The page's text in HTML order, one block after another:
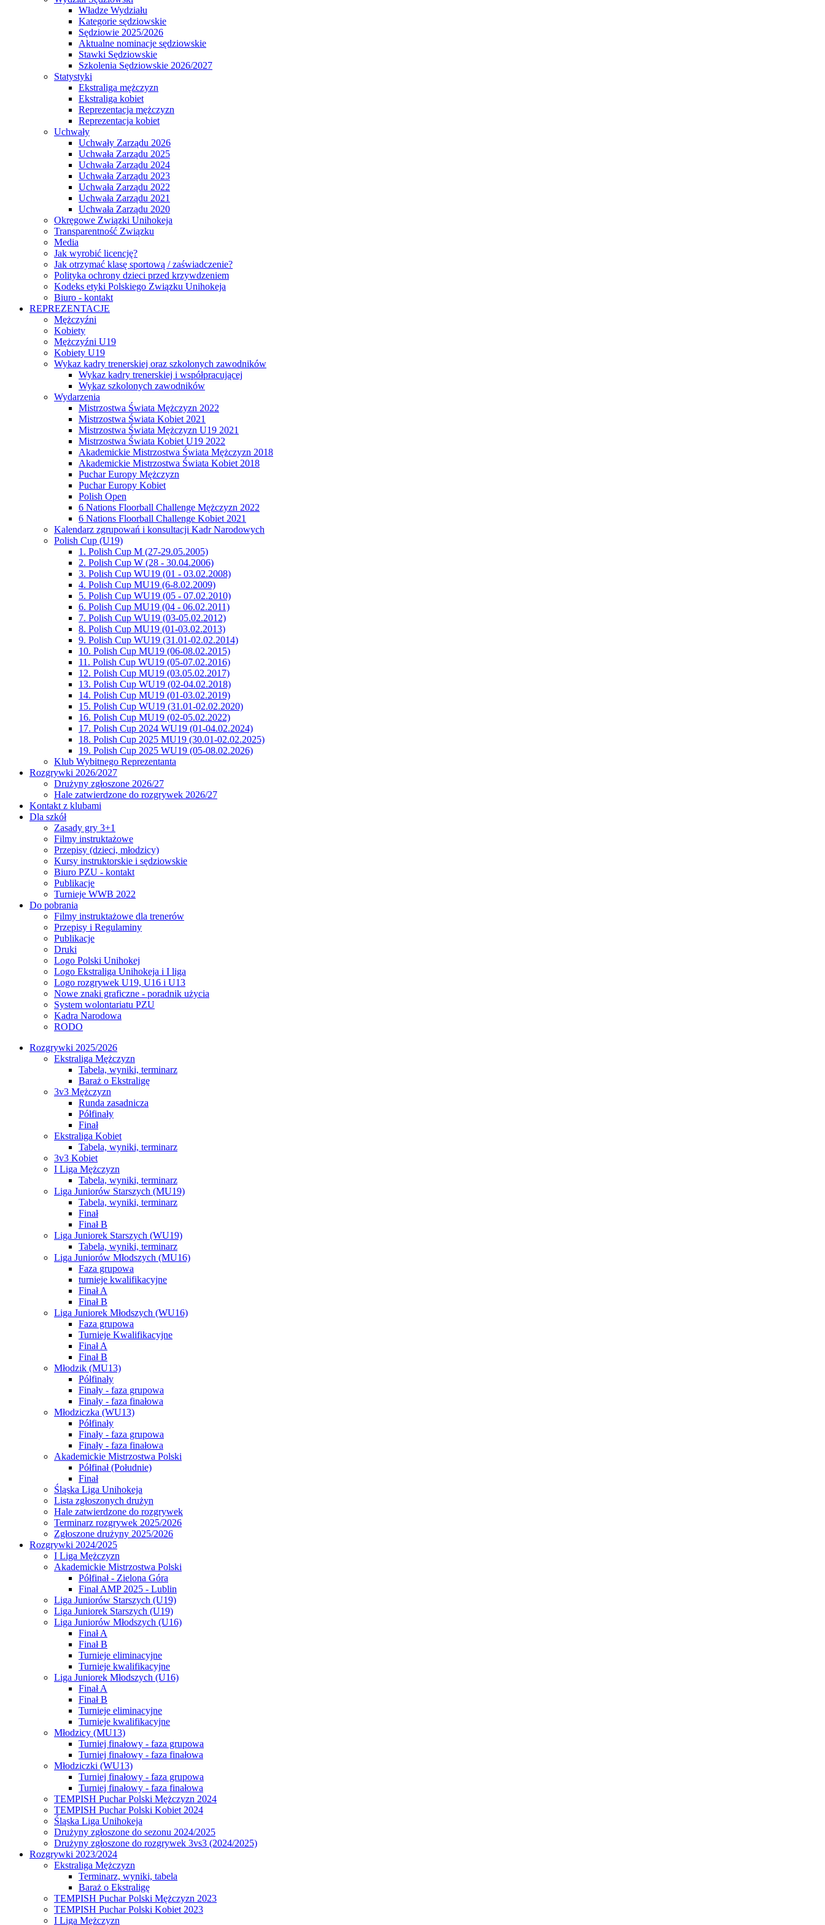
Władze Wydziału
Kategorie sędziowskie
Sędziowie 2025/2026
Aktualne nominacje sędziowskie
Stawki Sędziowskie
Szkolenia Sędziowskie 2026/2027
Statystyki
Ekstraliga mężczyzn
Ekstraliga kobiet
Reprezentacja mężczyzn
Reprezentacja kobiet
Uchwały
Uchwały Zarządu 2026
Uchwała Zarządu 2025
Uchwała Zarządu 2024
Uchwała Zarządu 2023
Uchwała Zarządu 2022
Uchwała Zarządu 2021
Uchwała Zarządu 2020
Okręgowe Związki Unihokeja
Transparentność Związku
Media
Jak wyrobić licencję?
Jak otrzymać klasę sportową / zaświadczenie?
Polityka ochrony dzieci przed krzywdzeniem
Kodeks etyki Polskiego Związku Unihokeja
Biuro - kontakt
REPREZENTACJE
Mężczyźni
Kobiety
Mężczyźni U19
Kobiety U19
Wykaz kadry trenerskiej oraz szkolonych zawodników
Wykaz kadry trenerskiej i współpracującej
Wykaz szkolonych zawodników
Wydarzenia
Mistrzostwa Świata Mężczyzn 2022
Mistrzostwa Świata Kobiet 2021
Mistrzostwa Świata Mężczyzn U19 2021
Mistrzostwa Świata Kobiet U19 2022
Akademickie Mistrzostwa Świata Mężczyzn 2018
Akademickie Mistrzostwa Świata Kobiet 2018
Puchar Europy Mężczyzn
Puchar Europy Kobiet
Polish Open
6 Nations Floorball Challenge Mężczyzn 2022
6 Nations Floorball Challenge Kobiet 2021
Kalendarz zgrupowań i konsultacji Kadr Narodowych
Polish Cup (U19)
1. Polish Cup M (27-29.05.2005)
2. Polish Cup W (28 - 30.04.2006)
3. Polish Cup WU19 (01 - 03.02.2008)
4. Polish Cup MU19 (6-8.02.2009)
5. Polish Cup WU19 (05 - 07.02.2010)
6. Polish Cup MU19 (04 - 06.02.2011)
7. Polish Cup WU19 (03-05.02.2012)
8. Polish Cup MU19 (01-03.02.2013)
9. Polish Cup WU19 (31.01-02.02.2014)
10. Polish Cup MU19 (06-08.02.2015)
11. Polish Cup WU19 (05-07.02.2016)
12. Polish Cup MU19 (03.05.02.2017)
13. Polish Cup WU19 (02-04.02.2018)
14. Polish Cup MU19 (01-03.02.2019)
15. Polish Cup WU19 (31.01-02.02.2020)
16. Polish Cup MU19 (02-05.02.2022)
17. Polish Cup 2024 WU19 (01-04.02.2024)
18. Polish Cup 2025 MU19 (30.01-02.02.2025)
19. Polish Cup 2025 WU19 (05-08.02.2026)
Klub Wybitnego Reprezentanta
Rozgrywki 2026/2027
Drużyny zgłoszone 2026/27
Hale zatwierdzone do rozgrywek 2026/27
Kontakt z klubami
Dla szkół
Zasady gry 3+1
Filmy instruktażowe
Przepisy (dzieci, młodzicy)
Kursy instruktorskie i sędziowskie
Biuro PZU - kontakt
Publikacje
Turnieje WWB 2022
Do pobrania
Filmy instruktażowe dla trenerów
Przepisy i Regulaminy
Publikacje
Druki
Logo Polski Unihokej
Logo Ekstraliga Unihokeja i I liga
Logo rozgrywek U19, U16 i U13
Nowe znaki graficzne - poradnik użycia
System wolontariatu PZU
Kadra Narodowa
RODO
Rozgrywki 2025/2026
Ekstraliga Mężczyzn
Tabela, wyniki, terminarz
Baraż o Ekstraligę
3v3 Mężczyzn
Runda zasadnicza
Półfinały
Finał
Ekstraliga Kobiet
Tabela, wyniki, terminarz
3v3 Kobiet
I Liga Mężczyzn
Tabela, wyniki, terminarz
Liga Juniorów Starszych (MU19)
Tabela, wyniki, terminarz
Finał
Finał B
Liga Juniorek Starszych (WU19)
Tabela, wyniki, terminarz
Liga Juniorów Młodszych (MU16)
Faza grupowa
turnieje kwalifikacyjne
Finał A
Finał B
Liga Juniorek Młodszych (WU16)
Faza grupowa
Turnieje Kwalifikacyjne
Finał A
Finał B
Młodzik (MU13)
Półfinały
Finały - faza grupowa
Finały - faza finałowa
Młodziczka (WU13)
Półfinały
Finały - faza grupowa
Finały - faza finałowa
Akademickie Mistrzostwa Polski
Półfinał (Południe)
Finał
Śląska Liga Unihokeja
Lista zgłoszonych drużyn
Hale zatwierdzone do rozgrywek
Terminarz rozgrywek 2025/2026
Zgłoszone drużyny 2025/2026
Rozgrywki 2024/2025
I Liga Mężczyzn
Akademickie Mistrzostwa Polski
Półfinał - Zielona Góra
Finał AMP 2025 - Lublin
Liga Juniorów Starszych (U19)
Liga Juniorek Starszych (U19)
Liga Juniorów Młodszych (U16)
Finał A
Finał B
Turnieje eliminacyjne
Turnieje kwalifikacyjne
Liga Juniorek Młodszych (U16)
Finał A
Finał B
Turnieje eliminacyjne
Turnieje kwalifikacyjne
Młodzicy (MU13)
Turniej finałowy - faza grupowa
Turniej finałowy - faza finałowa
Młodziczki (WU13)
Turniej finałowy - faza grupowa
Turniej finałowy - faza finałowa
TEMPISH Puchar Polski Mężczyzn 2024
TEMPISH Puchar Polski Kobiet 2024
Śląska Liga Unihokeja
Drużyny zgłoszone do sezonu 2024/2025
Drużyny zgłoszone do rozgrywek 3vs3 (2024/2025)
Rozgrywki 2023/2024
Ekstraliga Mężczyzn
Terminarz, wyniki, tabela
Baraż o Ekstraligę
TEMPISH Puchar Polski Mężczyzn 2023
TEMPISH Puchar Polski Kobiet 2023
I Liga Mężczyzn